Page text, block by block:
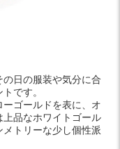
日の服装や気分に合
です。
ゴールドを表に、オ
品なホワイトゴール
メトリーな少し個性派